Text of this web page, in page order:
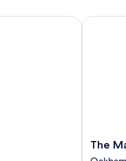
The
The
The